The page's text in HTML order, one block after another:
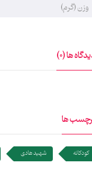
وزن (گرم)
ها (0)
ها
کودکانه شهید هادی